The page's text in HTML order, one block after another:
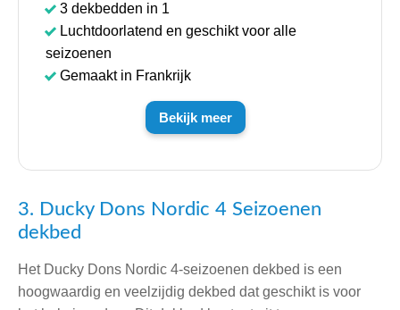
3 dekbedden in 1
Luchtdoorlatend en geschikt voor alle
seizoenen
Gemaakt in Frankrijk
Bekijk meer
3. Ducky Dons Nordic 4 Seizoenen
dekbed
Het Ducky Dons Nordic 4-seizoenen dekbed is een
hoogwaardig en veelzijdig dekbed dat geschikt is voor